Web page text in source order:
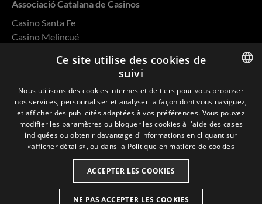
Associació Catalana de Casinos
Casino Santa Fe
Casino Melincué
Casino Rivera
Politique de confidentialité
Politique de Qualité et d'Environnement
ENGLISH
SPANISH
CATALAN
FRENCH
Ce site utilise des cookies de
suivi
Nous utilisons des cookies internes et de tiers pour vous proposer
nos services, personnaliser et analyser la façon dont vous naviguez,
et afficher des publicités adaptées à vos préférences. Vous pouvez
modifier les paramètres ou bloquer les cookies à l'aide des cases
indiquées ou obtenir davantage d'informations en cliquant sur
«afficher détails», ou dans la Politique en matière de cookies
ACCEPTER LES COOKIES
NE PAS ACCEPTER LES COOKIES